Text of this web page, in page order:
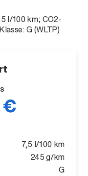
l/100 km; CO2-
G (WLTP)
€
7,5 l/100 km
245 g/km
G